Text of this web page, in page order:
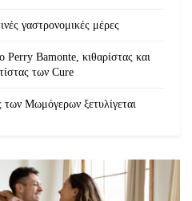
γαστρονομικές μέρες
Perry Bamonte, κιθαρίστας και
των Cure
των Μωμόγερων ξετυλίγεται